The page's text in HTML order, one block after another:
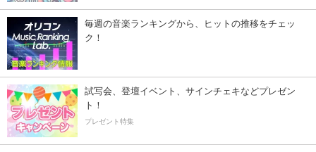
毎週の音楽ランキングから、ヒットの推移をチェッ
ク！
試写会、登壇イベント、サインチェキなどプレゼン
ト！
プレゼント特集